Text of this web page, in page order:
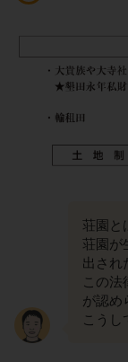
荘園と
荘園が
出され
この
が認め
こうし